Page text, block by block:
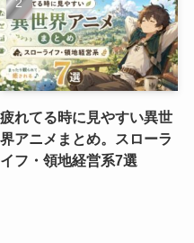
疲れてる時に見やすい異世
界アニメまとめ。スローラ
イフ・領地経営系7選